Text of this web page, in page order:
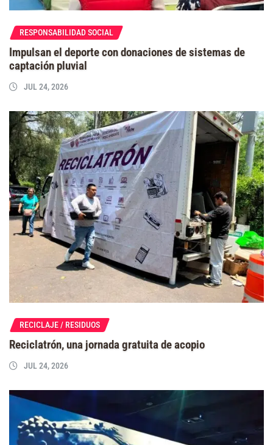
RESPONSABILIDAD SOCIAL
Impulsan el deporte con donaciones de sistemas de
captación pluvial
JUL 24, 2026
RECICLAJE / RESIDUOS
Reciclatrón, una jornada gratuita de acopio
JUL 24, 2026